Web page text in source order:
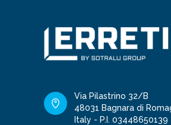
Via Pilastrino 32/B
48031 Bagnara di
Italy - P.I. 03448650139